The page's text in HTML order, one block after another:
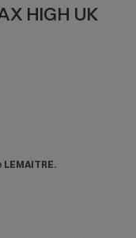
HIGH UK
LEMAITRE.